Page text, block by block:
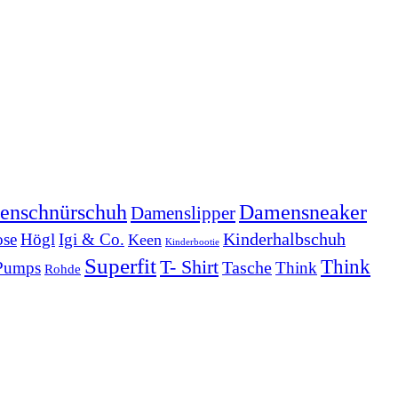
DamenslipperDamensneaker
Högl Igi & Co. Keen Kinderbootie Kinderhalbschuh
Rohde SuperfitT- ShirtTascheThink Think